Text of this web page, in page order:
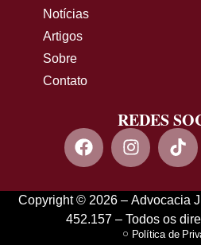
Notícias
Artigos
Sobre
Contato
REDES
Copyright © 2026 – Advocacia
452.157 – Todos
Política de